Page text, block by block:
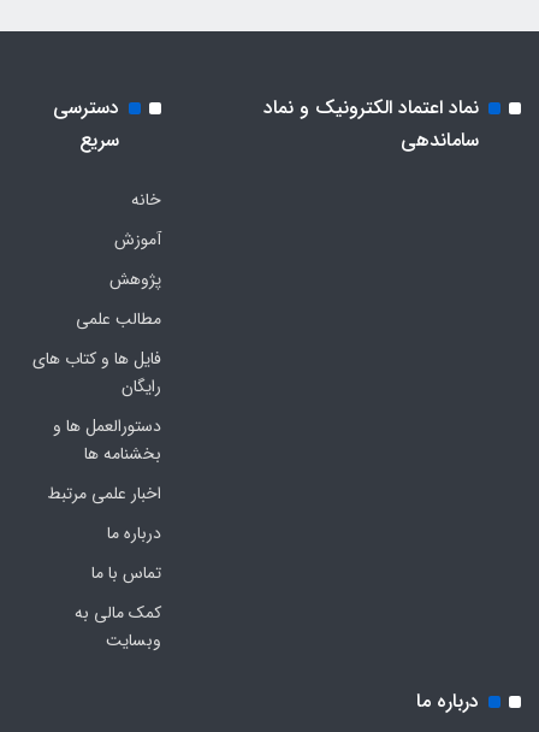
نماد اعتماد الکترونیک و نماد
ساماندهی
دسترسی
سریع
خانه
آموزش
پژوهش
مطالب علمی
فایل ها و کتاب های
رایگان
دستورالعمل ها و
بخشنامه ها
اخبار علمی مرتبط
درباره ما
تماس با ما
کمک مالی به
وبسایت
درباره ما